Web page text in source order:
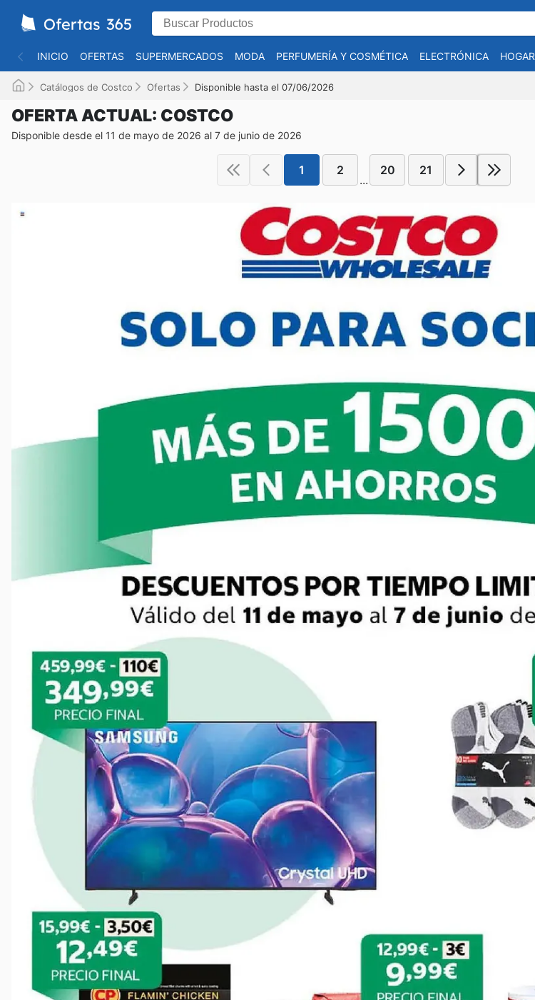
INICIO OFERTAS SUPERMERCADOS MODA PERFUMERÍA Y COSMÉTICA ELECTRÓNICA HOGAR
Catálogos de Costco Ofertas Disponible hasta el 07/06/2026
OFERTA ACTUAL: COSTCO
Disponible desde el 11 de mayo de 2026 al 7 de junio de 2026
1 2
...
20 21